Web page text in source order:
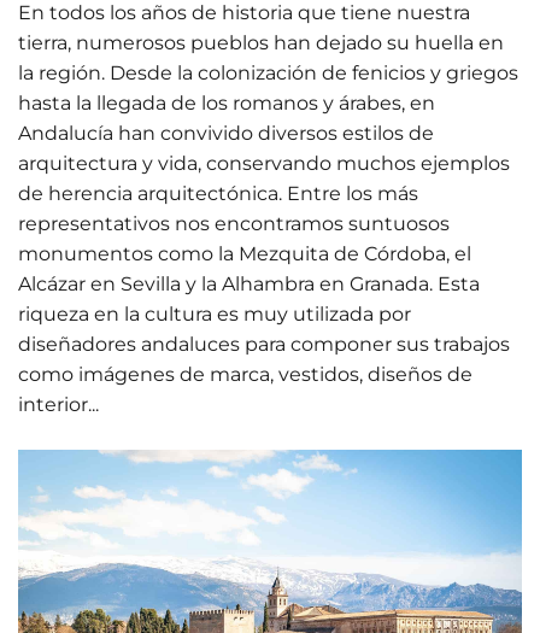
En todos los años de historia que tiene nuestra
tierra, numerosos pueblos han dejado su huella en
la región. Desde la colonización de fenicios y griegos
hasta la llegada de los romanos y árabes, en
Andalucía han convivido diversos estilos de
arquitectura y vida, conservando muchos ejemplos
de herencia arquitectónica. Entre los más
representativos nos encontramos suntuosos
monumentos como la Mezquita de Córdoba, el
Alcázar en Sevilla y la Alhambra en Granada. Esta
riqueza en la cultura es muy utilizada por
diseñadores andaluces para componer sus trabajos
como imágenes de marca, vestidos, diseños de
interior...